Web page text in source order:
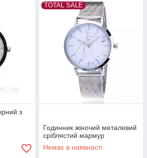
з
TOTAL SALE
Годинник жіночий металевий
сріблястий мармур
Немає в наявності